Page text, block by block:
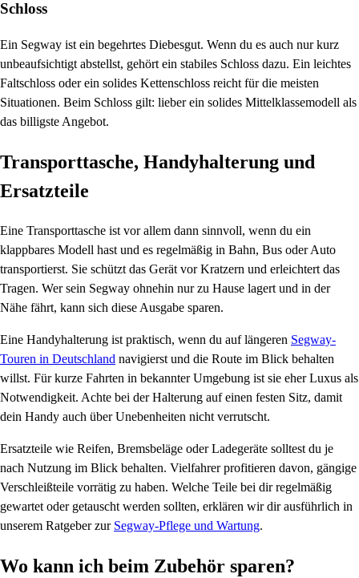
Schloss
Ein Segway ist ein begehrtes Diebesgut. Wenn du es auch nur kurz
unbeaufsichtigt abstellst, gehört ein stabiles Schloss dazu. Ein leichtes
Faltschloss oder ein solides Kettenschloss reicht für die meisten
Situationen. Beim Schloss gilt: lieber ein solides Mittelklassemodell als
das billigste Angebot.
Transporttasche, Handyhalterung und
Ersatzteile
Eine Transporttasche ist vor allem dann sinnvoll, wenn du ein
klappbares Modell hast und es regelmäßig in Bahn, Bus oder Auto
transportierst. Sie schützt das Gerät vor Kratzern und erleichtert das
Tragen. Wer sein Segway ohnehin nur zu Hause lagert und in der
Nähe fährt, kann sich diese Ausgabe sparen.
Eine Handyhalterung ist praktisch, wenn du auf längeren Segway-
Touren in Deutschland navigierst und die Route im Blick behalten
willst. Für kurze Fahrten in bekannter Umgebung ist sie eher Luxus als
Notwendigkeit. Achte bei der Halterung auf einen festen Sitz, damit
dein Handy auch über Unebenheiten nicht verrutscht.
Ersatzteile wie Reifen, Bremsbeläge oder Ladegeräte solltest du je
nach Nutzung im Blick behalten. Vielfahrer profitieren davon, gängige
Verschleißteile vorrätig zu haben. Welche Teile bei dir regelmäßig
gewartet oder getauscht werden sollten, erklären wir dir ausführlich in
unserem Ratgeber zur Segway-Pflege und Wartung.
Wo kann ich beim Zubehör sparen?